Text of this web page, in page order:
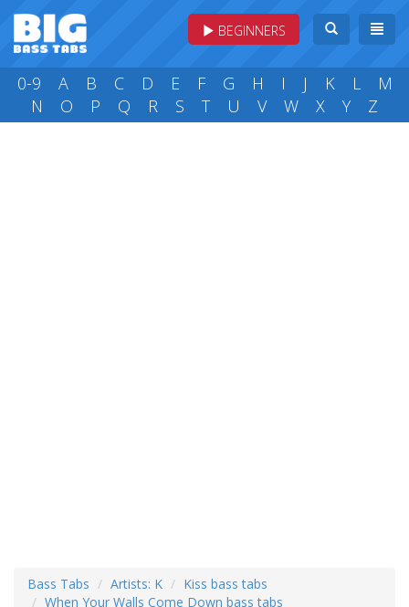
BEGINNERS
0-9 A B C D E F G H I J K L
M
N
O P Q R S T U V W X Y Z
Bass Tabs Artists: K
Kiss bass tabs
When Your Walls Come Down bass tabs